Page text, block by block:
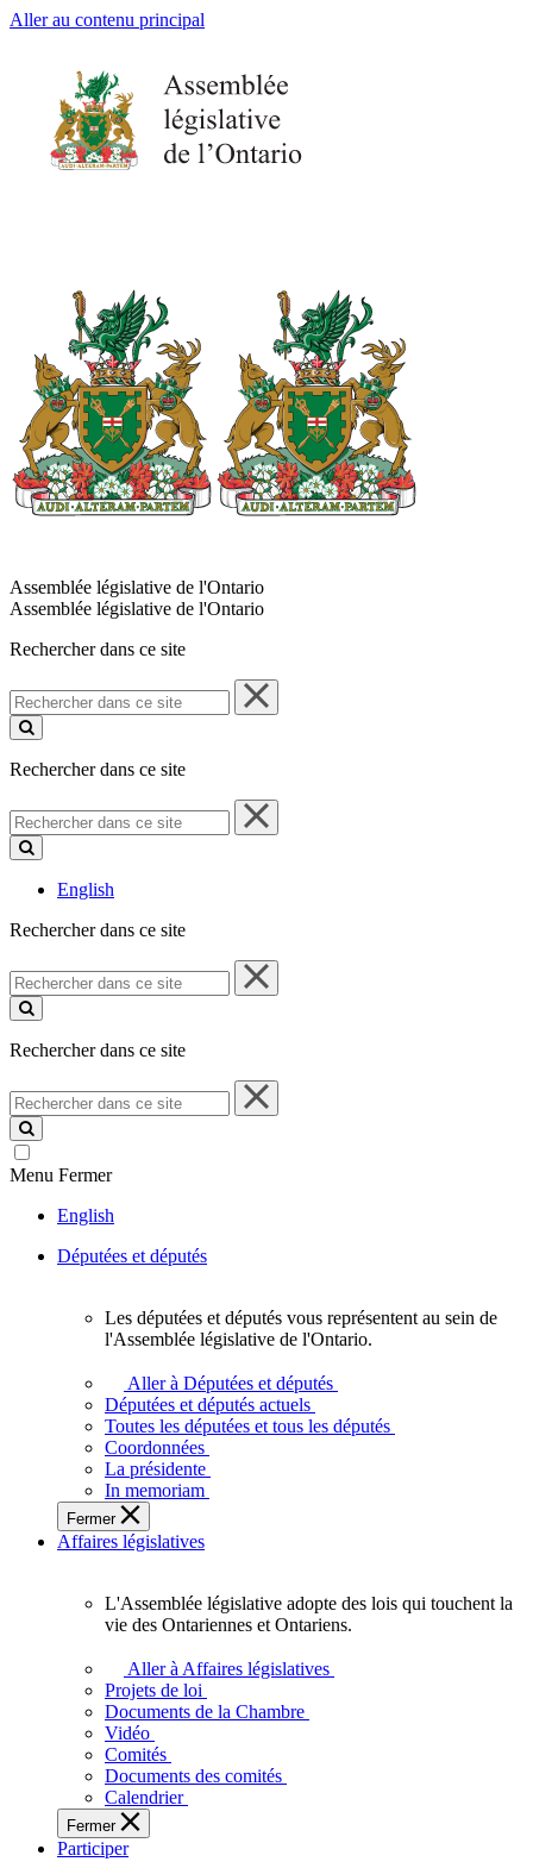
Aller au contenu principal
Assemblée législative de l'Ontario
Assemblée législative de l'Ontario
Rechercher dans ce site
Rechercher
dans
ce
Rechercher dans ce site
Rechercher
dans
ce
English
Rechercher dans ce site
Rechercher
dans
ce
Rechercher dans ce site
Rechercher
dans
ce
site
Menu Fermer
English
Députées et députés
députés
vous
représentent
sein
de
l'Assemblée
législative
l'Ontario.
Les députées et députés vous représentent au sein de
l'Assemblée législative de l'Ontario.
Aller à Députées et députés
Députées et députés actuels
Toutes les députées et tous les députés
Coordonnées
La présidente
In memoriam
Fermer
Affaires législatives
L'Assemblée
adopte
touchent
des
Ontariennes
et
L'Assemblée législative adopte des lois qui touchent la
vie des Ontariennes et Ontariens.
Aller à Affaires législatives
Projets de loi
Documents de la Chambre
Vidéo
Comités
Documents des comités
Calendrier
Fermer
Participer